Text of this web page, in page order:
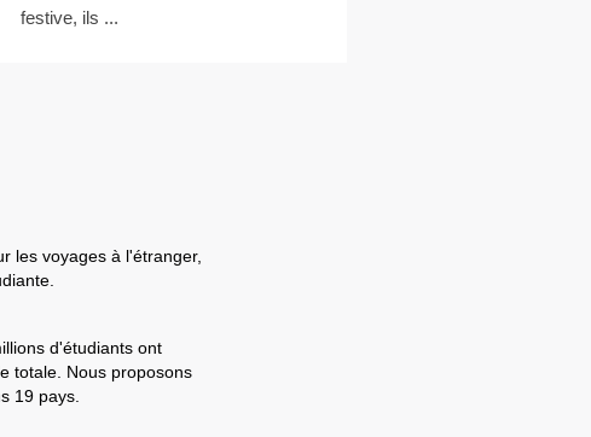
festive, ils ...
les voyages à l'étranger,
d'étudiants ont
totale. Nous proposons
19 pays.